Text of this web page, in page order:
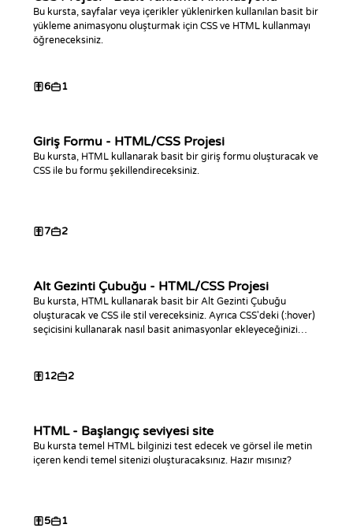
Bu kursta, sayfalar veya içerikler yüklenirken kullanılan basit bir
yükleme animasyonu oluşturmak için CSS ve HTML kullanmayı
öğreneceksiniz.
6 1
Giriş Formu - HTML/CSS Projesi
Bu kursta, HTML kullanarak basit bir giriş formu oluşturacak ve
CSS ile bu formu şekillendireceksiniz.
7 2
Alt Gezinti Çubuğu - HTML/CSS Projesi
Bu kursta, HTML kullanarak basit bir Alt Gezinti Çubuğu
oluşturacak ve CSS ile stil vereceksiniz. Ayrıca CSS'deki (:hover)
seçicisini kullanarak nasıl basit animasyonlar ekleyeceğinizi
12 2
HTML - Başlangıç seviyesi site
Bu kursta temel HTML bilginizi test edecek ve görsel ile metin
içeren kendi temel sitenizi oluşturacaksınız. Hazır mısınız?
5 1